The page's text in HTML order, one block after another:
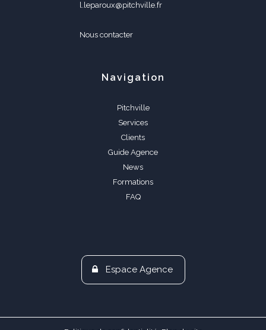
l.leparoux@pitchville.fr
Nous contacter
Navigation
Pitchville
Services
Clients
Guide Agence
News
Formations
FAQ
Espace Agence